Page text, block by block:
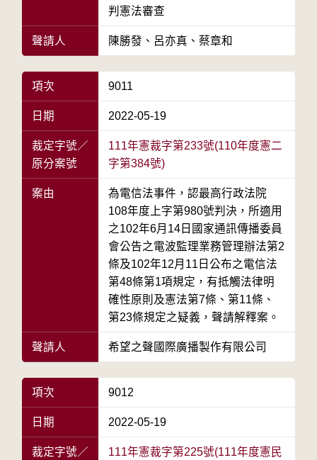
判憲法審查
聲請人 陳勝發、呂亦真、蔡章和
項次 9011
日期 2022-05-19
裁定字號／
原分案號
111年憲裁字第233號(110年度憲二
字第384號)
案由
為電信法事件，認最高行政法院
108年度上字第980號判決，所適用
之102年6月14日國家通訊傳播委員
會公告之電波監理業務管理辦法第2
條及102年12月11日公布之電信法
第48條第1項規定，有抵觸法律明
確性原則及憲法第7條、第11條、
第23條規定之疑義，聲請解釋案。
聲請人 希望之聲國際廣播製作有限公司
項次 9012
日期 2022-05-19
裁定字號／ 111年憲裁字第225號(111年度憲民